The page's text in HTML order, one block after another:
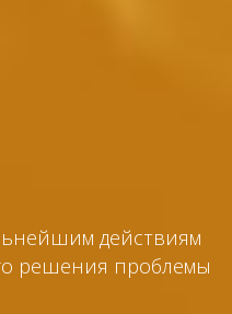
действиям
решения проблемы